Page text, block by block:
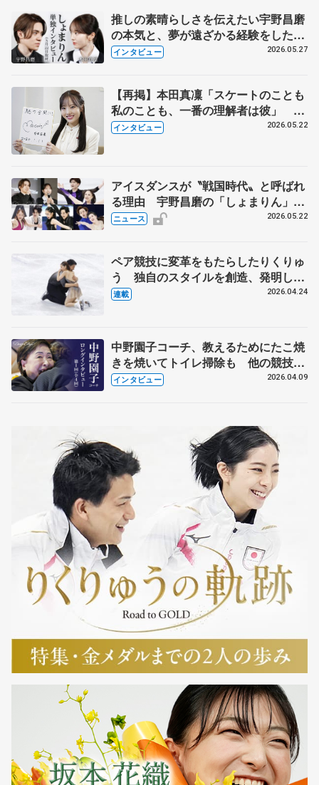
推しの素晴らしさを伝えたい宇野昌磨
の本気と、夢が遠ざかる経験をした本
田真凜の覚悟
インタビュー 2026.05.27
【再掲】本田真凜「スケートのことも
私のことも、一番の理解者は彼」 引
退時の単独インタビューで語った競技
インタビュー 2026.05.22
アイスダンスが〝戦国時代〟と呼ばれ
る理由 宇野昌磨の「しょまりん」ら
実力者が相次いで参戦 国内の競争激
ニュース 2026.05.22
ペア競技に変革をもたらしたりくりゅ
う 独自のスタイルを創造、発明した
【引退発表後②】
連載 2026.04.24
中野園子コーチ、教えるためにたこ焼
きを焼いてトイレ掃除も 他の競技に
も通用するという坂本花織の筋肉
インタビュー 2026.04.09